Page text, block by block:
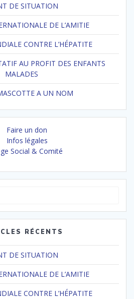
DE SITUATION
DE L’AMITIE
CONTRE L’HÉPATITE
AU PROFIT DES ENFANTS
MALADES
A UN NOM
Faire un don
Infos légales
Social & Comité
:
RÉCENTS
DE SITUATION
DE L’AMITIE
CONTRE L’HÉPATITE